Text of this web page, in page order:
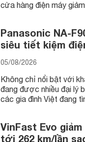
cửa hàng điện máy
Panasonic NA-
siêu tiết kiệm
05/08/2026
Không chỉ nổi bật với
đang được nhiều đại lý
các gia đình Việt đang
VinFast Evo
tới 262 km/lần